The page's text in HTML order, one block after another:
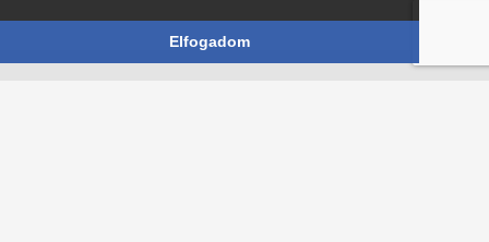
Elfogadom